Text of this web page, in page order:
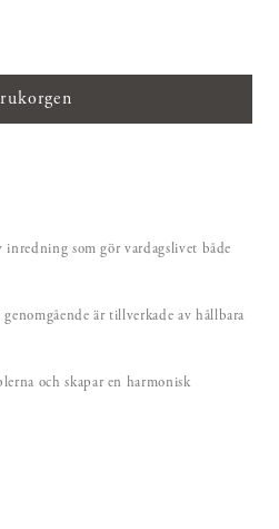
som gör vardagslivet både
är tillverkade av hållbara
och skapar en harmonisk